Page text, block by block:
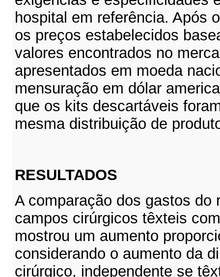
hospital em referência. Após
os preços estabelecidos
valores encontrados no
apresentados em moeda
mensuração em dólar
que os kits descartáveis
mesma distribuição de
RESULTADOS
A comparação dos gastos do
campos cirúrgicos têxteis
mostrou um aumento
considerando o aumento da
cirúrgico, independente se